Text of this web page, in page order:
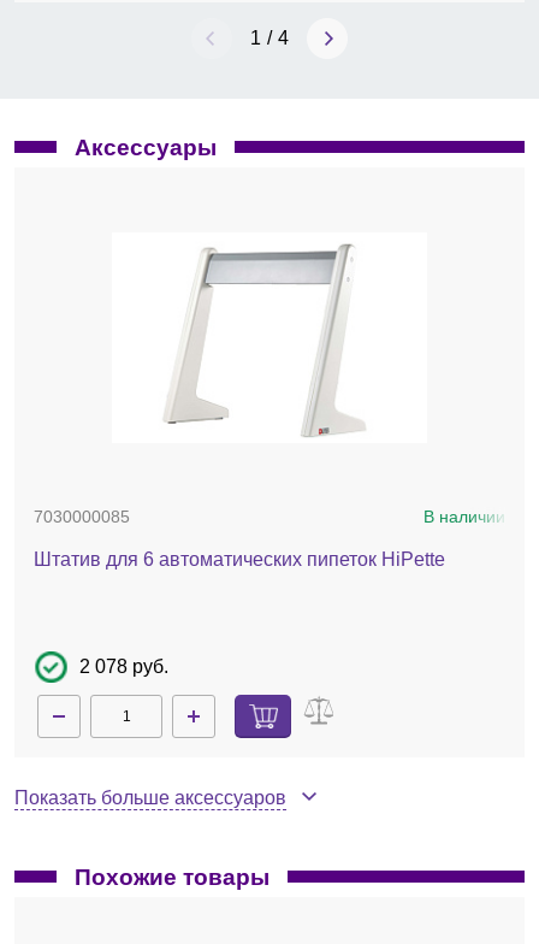
1 / 4
Аксессуары
7030000085 В наличии
Штатив для 6 автоматических пипеток HiPette
2 078 руб.
Показать больше аксессуаров
Похожие товары